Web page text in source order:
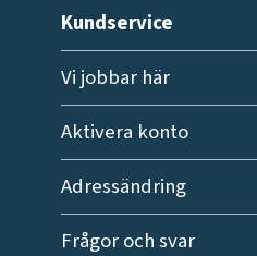
Kundservice
Vi jobbar här
Aktivera konto
Adressändring
Frågor och svar